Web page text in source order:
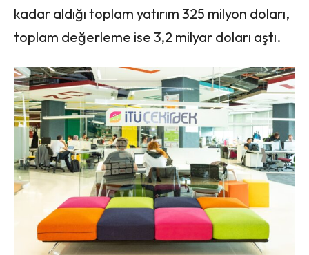
kadar aldığı toplam yatırım 325 milyon doları,
toplam değerleme ise 3,2 milyar doları aştı.